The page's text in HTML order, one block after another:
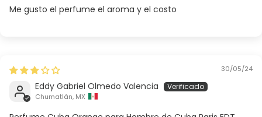
Me gusto el perfume el aroma y el costo
30/05/24
Eddy Gabriel Olmedo Valencia
Chumatlán, MX